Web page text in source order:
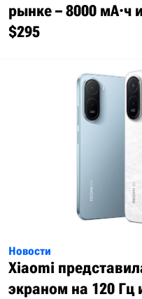
рынке – 8000 мА·ч
$295
Новости
Xiaomi
экраном на 120 Гц